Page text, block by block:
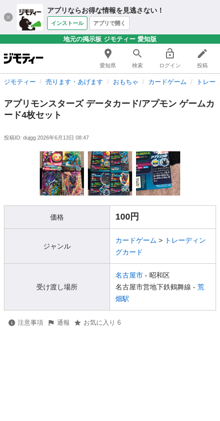
アプリならお得な情報を見逃さない！
インストール アプリで開く
地元の掲示板 ジモティー 愛知版
愛知県 検索 ログイン 投稿
ジモティー 売ります・あげます おもちゃ カードゲーム トレー
アプリモンスターズ データカード/アプモン ゲームカ
ード4枚セット
投稿ID: dujgg 2026年6月13日 08:47
価格 100円
ジャンル
カードゲーム > トレーディン
グカード
受け渡し場所
名古屋市 - 昭和区
名古屋市営地下鉄鶴舞線 - 荒
畑駅
注意事項 通報 お気に入り 6